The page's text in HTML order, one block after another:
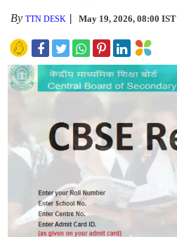
ByTTN DESK May 19, 2026, 08:00 IST